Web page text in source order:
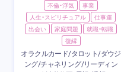
不倫・浮気
事業
人生・スピリチュアル
仕事運
出会い
家庭問題
就職・転職
復縁
オラクルカード/タロット/ダウジ
ング/チャネリング/リーディン